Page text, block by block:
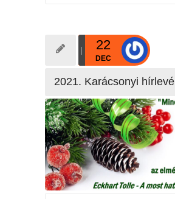
22
DEC
2021. Karácsonyi hírlevél